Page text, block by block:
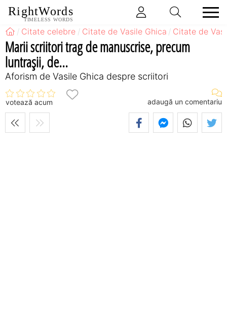
RightWords
TIMELESS WORDS
Citate celebre Citate de Vasile Ghica Citate de
Marii scriitori trag de manuscrise, precum
luntraşii, de...
Aforism de Vasile Ghica despre scriitori
votează acum adaugă un comentariu